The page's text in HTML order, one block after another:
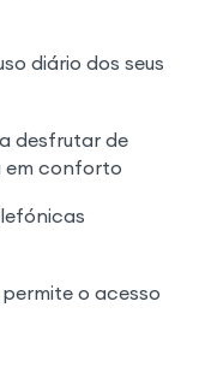
diário dos seus
desfrutar de
em conforto
o acesso